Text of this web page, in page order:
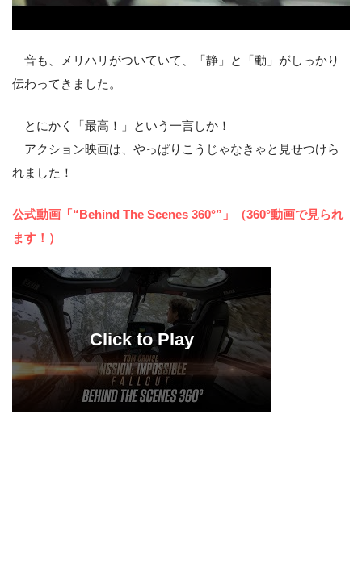
音も、メリハリがついていて、「静」と「動」がしっかり
伝わってきました。
とにかく「最高！」という一言しか！
アクション映画は、やっぱりこうじゃなきゃと見せつけら
れました！
公式動画「“Behind The Scenes 360°”」（360°動画で見られ
ます！）